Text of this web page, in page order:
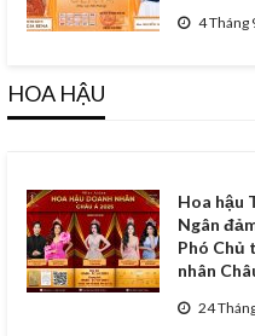
4 Tháng
HOA HẬU
Hoa hậu
Ngân
Phó Chủ
nhân
24